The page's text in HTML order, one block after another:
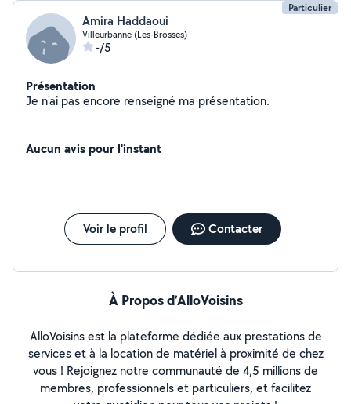
Particulier
Amira Haddaoui
Villeurbanne (Les-Brosses)
-/5
Présentation
Je n'ai pas encore renseigné ma présentation.
Aucun avis pour l'instant
Voir le profil Contacter
À Propos d’AlloVoisins
AlloVoisins est la plateforme dédiée aux prestations de
services et à la location de matériel à proximité de chez
vous ! Rejoignez notre communauté de 4,5 millions de
membres, professionnels et particuliers, et facilitez